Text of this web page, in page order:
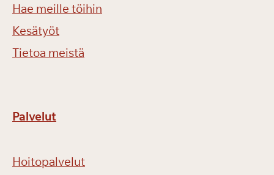
Hae meille töihin
Kesätyöt
Tietoa meistä
Palvelut
Hoitopalvelut